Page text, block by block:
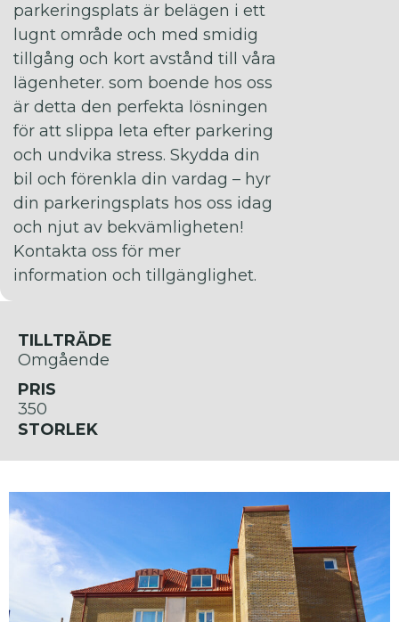
parkeringsplats är belägen i ett
lugnt område och med smidig
tillgång och kort avstånd till våra
lägenheter. som boende hos oss
är detta den perfekta lösningen
för att slippa leta efter parkering
och undvika stress. Skydda din
bil och förenkla din vardag – hyr
din parkeringsplats hos oss idag
och njut av bekvämligheten!
Kontakta oss för mer
information och tillgänglighet.
TILLTRÄDE
Omgående
PRIS
350
STORLEK